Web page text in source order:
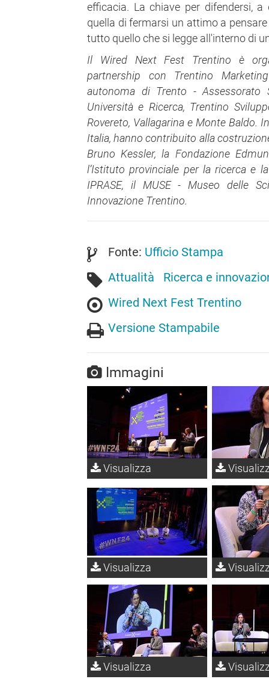
efficacia. La chiave per difendersi,
quella di fermarsi un attimo a
tutto quello che si legge all'interno di
Il Wired Next Fest Trentino è
partnership con Trentino
autonoma di Trento - Assessorato
Università e Ricerca, Trentino
Rovereto, Vallagarina e Monte Baldo.
Italia, hanno contribuito alla
Bruno Kessler, la Fondazione
l’Istituto provinciale per la ricerca e
IPRASE, il MUSE - Museo delle
Innovazione Trentino.
Fonte: Ufficio Stampa
Attualità
Ricerca e
Wired Next Fest Trentino
Versione Stampabile
Immagini
Visualizza
Visualizza
Visualizza